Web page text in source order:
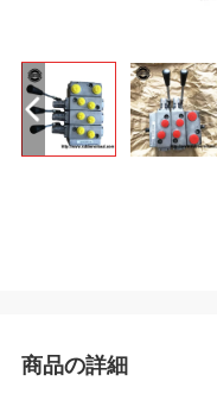
商品の詳細